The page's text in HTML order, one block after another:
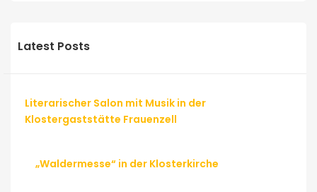
Latest Posts
Literarischer Salon mit Musik in der
Klostergaststätte Frauenzell
„Waldermesse“ in der Klosterkirche